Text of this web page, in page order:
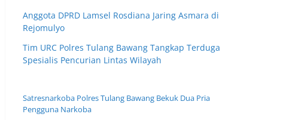
Anggota DPRD Lamsel Rosdiana Jaring Asmara di
Rejomulyo
Tim URC Polres Tulang Bawang Tangkap Terduga
Spesialis Pencurian Lintas Wilayah
Satresnarkoba Polres Tulang Bawang Bekuk Dua Pria
Pengguna Narkoba